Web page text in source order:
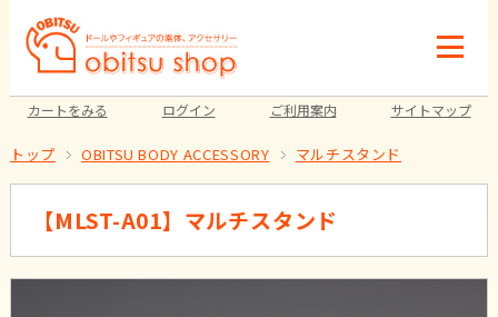
カートをみる ログイン ご利用案内 サイトマップ
トップ OBITSU BODY ACCESSORY マルチスタンド
【MLST-A01】マルチスタンド